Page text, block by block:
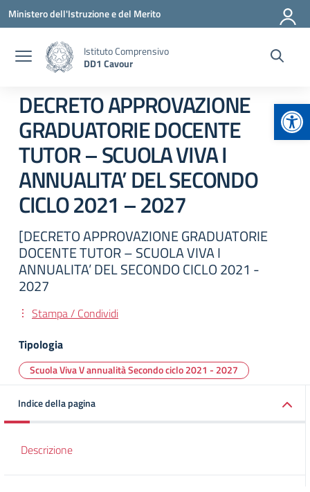
Vai ai contenuti
Vai al menu di navigazione
Vai al footer
Ministero dell'Istruzione e del Merito
Istituto Comprensivo
DD1 Cavour
DECRETO APPROVAZIONE
GRADUATORIE DOCENTE
TUTOR – SCUOLA VIVA I
ANNUALITA’ DEL SECONDO
CICLO 2021 – 2027
[DECRETO APPROVAZIONE GRADUATORIE
DOCENTE TUTOR – SCUOLA VIVA I
ANNUALITA’ DEL SECONDO CICLO 2021 -
2027
Stampa / Condividi
Tipologia
Scuola Viva V annualità Secondo ciclo 2021 - 2027
Indice della pagina
Descrizione